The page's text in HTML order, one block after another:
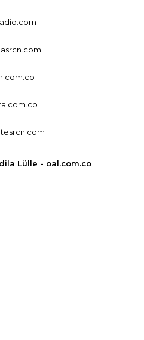
Lülle - oal.com.co